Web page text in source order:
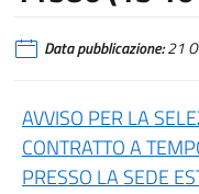
Data pubblicazione:21
AVVISO PER LA
CONTRATTO A
PRESSO LA SEDE